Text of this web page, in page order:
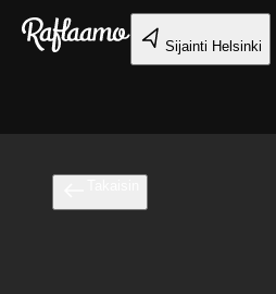
Siirry pääsisältöön
Sijainti Helsinki